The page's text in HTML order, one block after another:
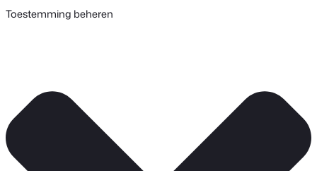
Toestemming beheren